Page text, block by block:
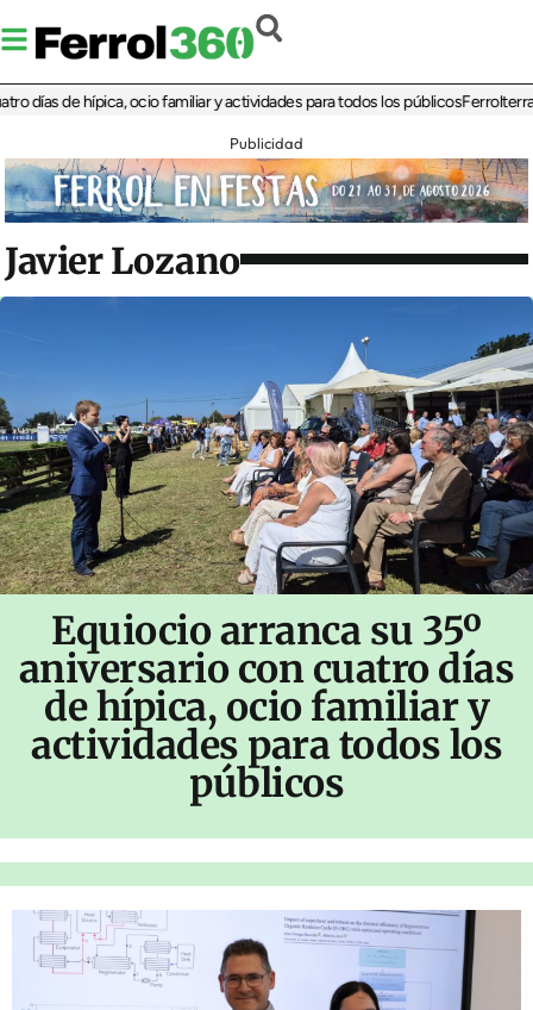
de hípica, ocio familiar y actividades para todos los públicosFerrolterra
Publicidad
Javier Lozano
Equiocio arranca su 35º
aniversario con cuatro días
de hípica, ocio familiar y
actividades para todos los
públicos